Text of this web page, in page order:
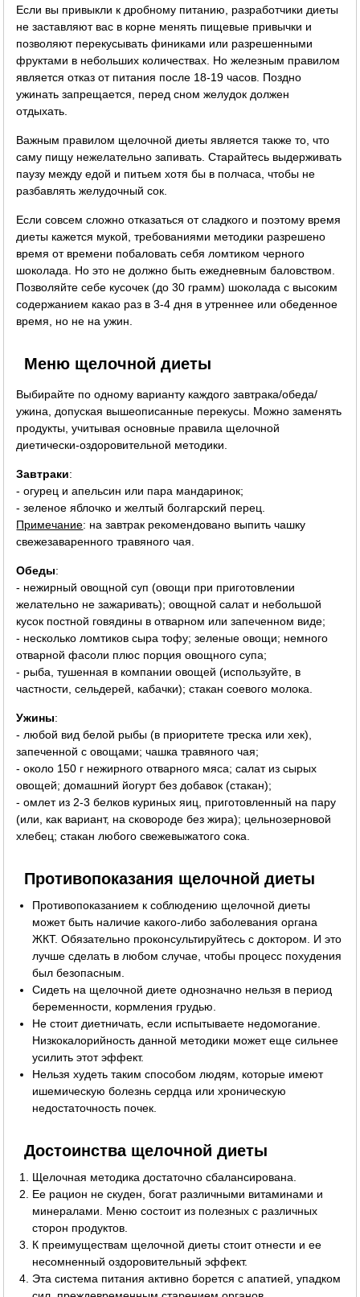
Если вы привыкли к дробному питанию, разработчики диеты
не заставляют вас в корне менять пищевые привычки и
позволяют перекусывать финиками или разрешенными
фруктами в небольших количествах. Но железным правилом
является отказ от питания после 18-19 часов. Поздно
ужинать запрещается, перед сном желудок должен
отдыхать.
Важным правилом щелочной диеты является также то, что
саму пищу нежелательно запивать. Старайтесь выдерживать
паузу между едой и питьем хотя бы в полчаса, чтобы не
разбавлять желудочный сок.
Если совсем сложно отказаться от сладкого и поэтому время
диеты кажется мукой, требованиями методики разрешено
время от времени побаловать себя ломтиком черного
шоколада. Но это не должно быть ежедневным баловством.
Позволяйте себе кусочек (до 30 грамм) шоколада с высоким
содержанием какао раз в 3-4 дня в утреннее или обеденное
время, но не на ужин.
Меню щелочной диеты
Выбирайте по одному варианту каждого завтрака/обеда/
ужина, допуская вышеописанные перекусы. Можно заменять
продукты, учитывая основные правила щелочной
диетически-оздоровительной методики.
Завтраки:
- огурец и апельсин или пара мандаринок;
- зеленое яблочко и желтый болгарский перец.
Примечание: на завтрак рекомендовано выпить чашку
свежезаваренного травяного чая.
Обеды:
- нежирный овощной суп (овощи при приготовлении
желательно не зажаривать); овощной салат и небольшой
кусок постной говядины в отварном или запеченном виде;
- несколько ломтиков сыра тофу; зеленые овощи; немного
отварной фасоли плюс порция овощного супа;
- рыба, тушенная в компании овощей (используйте, в
частности, сельдерей, кабачки); стакан соевого молока.
Ужины:
- любой вид белой рыбы (в приоритете треска или хек),
запеченной с овощами; чашка травяного чая;
- около 150 г нежирного отварного мяса; салат из сырых
овощей; домашний йогурт без добавок (стакан);
- омлет из 2-3 белков куриных яиц, приготовленный на пару
(или, как вариант, на сковороде без жира); цельнозерновой
хлебец; стакан любого свежевыжатого сока.
Противопоказания щелочной диеты
Противопоказанием к соблюдению щелочной диеты
может быть наличие какого-либо заболевания органа
ЖКТ. Обязательно проконсультируйтесь с доктором. И это
лучше сделать в любом случае, чтобы процесс похудения
был безопасным.
Сидеть на щелочной диете однозначно нельзя в период
беременности, кормления грудью.
Не стоит диетничать, если испытываете недомогание.
Низкокалорийность данной методики может еще сильнее
усилить этот эффект.
Нельзя худеть таким способом людям, которые имеют
ишемическую болезнь сердца или хроническую
недостаточность почек.
Достоинства щелочной диеты
Щелочная методика достаточно сбалансирована.
Ее рацион не скуден, богат различными витаминами и
минералами. Меню состоит из полезных с различных
сторон продуктов.
К преимуществам щелочной диеты стоит отнести и ее
несомненный оздоровительный эффект.
Эта система питания активно борется с апатией, упадком